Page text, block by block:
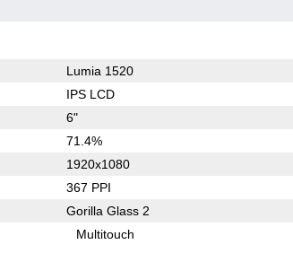
Lumia 1520
IPS LCD
6"
71.4%
1920x1080
367 PPI
Gorilla Glass 2
Multitouch